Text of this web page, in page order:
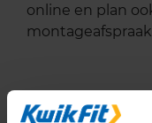
online en plan
EU